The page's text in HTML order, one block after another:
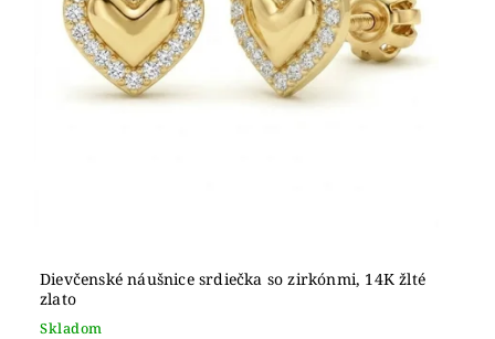
Dievčenské náušnice srdiečka so zirkónmi, 14K žlté
zlato
Skladom